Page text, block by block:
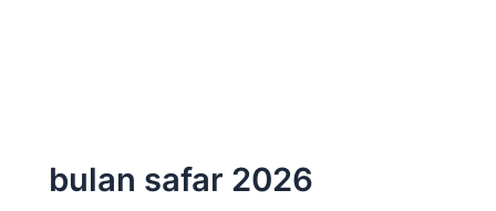
bulan safar 2026